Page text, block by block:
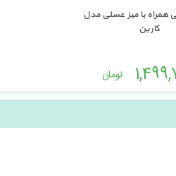
همراه با میز عسلی مدل
کارین
تومان